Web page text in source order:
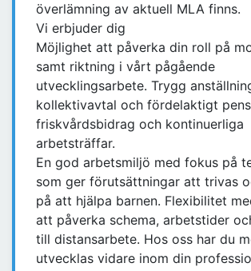
överlämning av aktuell MLA finns.
Vi erbjuder dig
Möjlighet att påverka din roll på
samt riktning i vårt pågående
utvecklingsarbete. Trygg
kollektivavtal och fördelaktigt
friskvårdsbidrag och kontinuerliga
arbetsträffar.
En god arbetsmiljö med fokus på
som ger förutsättningar att trivas
på att hjälpa barnen. Flexibilitet
att påverka schema, arbetstider
till distansarbete. Hos oss har du
utvecklas vidare inom din